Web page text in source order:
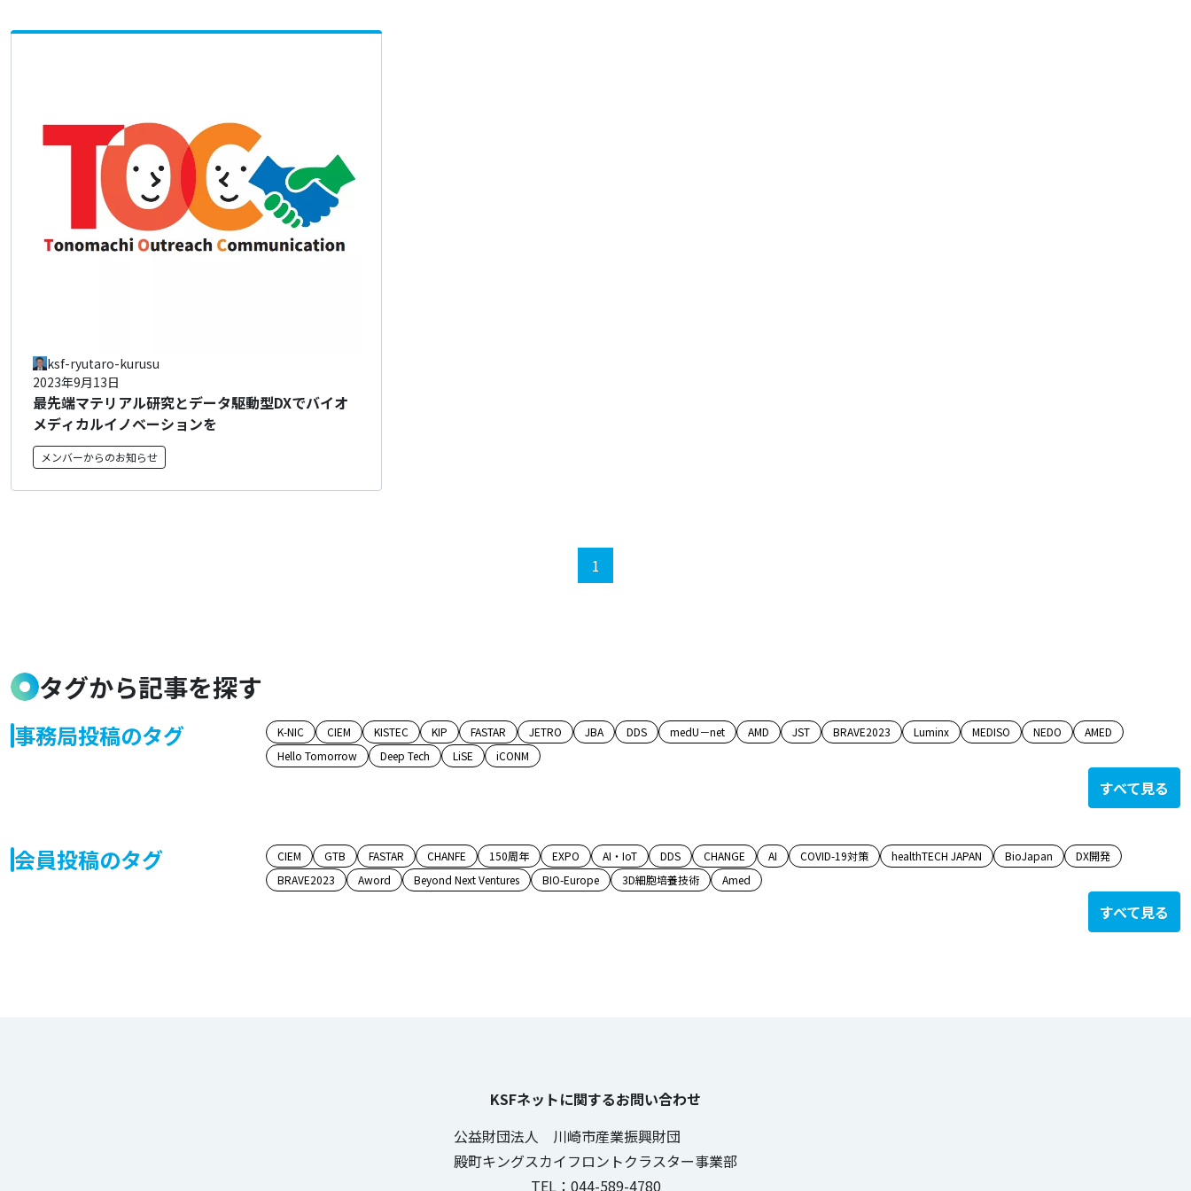
最先端マテリアル研究とデータ駆動型DXでバイオ
メディカルイノベーションを
2023年9月13日
ksf-ryutaro-kurusu
メンバーからのお知らせ
1
タグから記事を探す
事務局投稿のタグ K-NIC CIEM KISTEC KIP FASTAR JETRO JBA DDS medU－net AMD JST BRAVE2023 Luminx MEDISO NEDO
AMED
Hello Tomorrow
Deep Tech LiSE iCONM
すべて見る
会員投稿のタグ CIEM GTB FASTAR CHANFE 150周年 EXPO AI・IoT DDS CHANGE AI COVID-19対策 healthTECH JAPAN BioJapan
DX開発
BRAVE2023
Aword Beyond Next Ventures BIO-Europe 3D細胞培養技術 Amed
すべて見る
KSFネットに関するお問い合わせ
公益財団法人 川崎市産業振興財団
殿町キングスカイフロントクラスター事業部
TEL：044-589-4780